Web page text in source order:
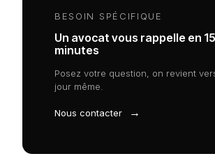
BESOIN SPÉCIFIQUE
Un avocat vous rappelle en 15
minutes
Posez votre question, on revient
jour même.
Nous contacter →